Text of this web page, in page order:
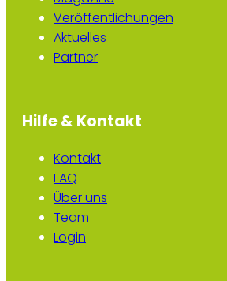
Veröffentlichungen
Aktuelles
Partner
Hilfe & Kontakt
Kontakt
FAQ
Über uns
Team
Login